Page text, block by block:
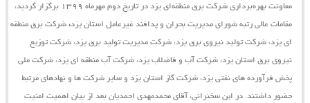
معاونت بهره‌برداری شرکت برق منطقه‌ای یزد در تاریخ دوم مهرماه ۱۳۹۹ برگزار گردید،
مقامات عالی رتبه شورای مدیریت بحران و پدافند غیرعامل استان یزد، شرکت برق منطقه
ای یزد، شرکت تولید نیروی برق یزد، شرکت مدیریت تولید برق یزد، شرکت توزیع
نیروی برق استان یزد، شرکت آب و فاضلاب یزد، شرکت آب منطقه ای یزد، شرکت ملی
پخش فرآورده های نفتی یزد، شرکت گاز استان یزد و سایر شرکت ها و نهادهای مرتبط
حضور داشتند. در این سخنرانی، آقای محمدمهدی احمدیان بعد از بیان اهمیت امنیت